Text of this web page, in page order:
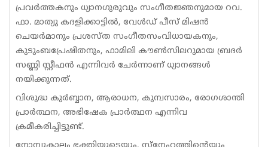
പ്രവര്‍ത്തകനും ധ്യാനഗുരുവും സംഗീതജ്ഞനുമായ റവ.
ഫാ. മാത്യു കദളിക്കാട്ടില്‍, വേള്‍ഡ് പീസ് മിഷന്‍
ചെയര്‍മാനും പ്രശസ്ത സംഗീതസംവിധായകനും,
കുടുംബപ്രേഷിതനും, ഫാമിലി കൗണ്‍സിലറുമായ ബ്രദര്‍
സണ്ണി സ്റ്റീഫന്‍ എന്നിവര്‍ ചേര്‍ന്നാണ് ധ്യാനങ്ങള്‍
നയിക്കുന്നത്.
വിശുദ്ധ കുര്‍ബ്ബാന, ആരാധന, കുമ്പസാരം, രോഗശാന്തി
പ്രാര്‍ത്ഥന, അഭിഷേക പ്രാര്‍ത്ഥന എന്നിവ
ക്രമീകരിച്ചിട്ടുണ്ട്.